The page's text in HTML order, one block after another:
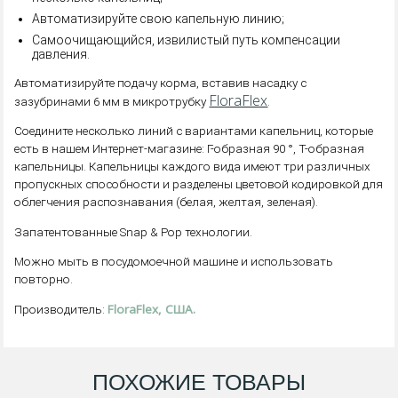
Автоматизируйте свою капельную линию;
Самоочищающийся, извилистый путь компенсации
давления.
Автоматизируйте подачу корма, вставив насадку с
зазубринами 6 мм в микротрубку FloraFlex
Соедините несколько линий с вариантами капельниц, которые
есть в нашем Интернет-магазине: Г-образная 90 °, T-образная
капельницы. Капельницы каждого вида имеют три различных
пропускных способности и разделены цветовой кодировкой для
облегчения распознавания (белая, желтая, зеленая).
Запатентованные Snap & Pop технологии.
Можно мыть в посудомоечной машине и использовать
повторно.
Производитель: FloraFlex, США.
ПОХОЖИЕ ТОВАРЫ